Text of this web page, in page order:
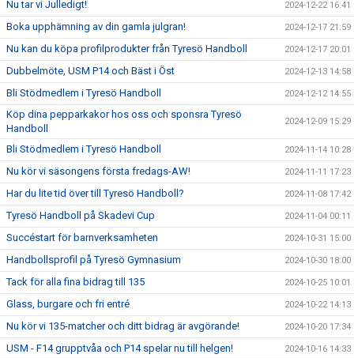
Nu tar vi Julledigt! 2024-12-22 16:41
Boka upphämning av din gamla julgran! 2024-12-17 21:59
Nu kan du köpa profilprodukter från Tyresö Handboll 2024-12-17 20:01
Dubbelmöte, USM P14 och Bäst i Öst 2024-12-13 14:58
Bli Stödmedlem i Tyresö Handboll 2024-12-12 14:55
Köp dina pepparkakor hos oss och sponsra Tyresö
Handboll
2024-12-09 15:29
Bli Stödmedlem i Tyresö Handboll 2024-11-14 10:28
Nu kör vi säsongens första fredags-AW! 2024-11-11 17:23
Har du lite tid över till Tyresö Handboll? 2024-11-08 17:42
Tyresö Handboll på Skadevi Cup 2024-11-04 00:11
Succéstart för barnverksamheten 2024-10-31 15:00
Handbollsprofil på Tyresö Gymnasium 2024-10-30 18:00
Tack för alla fina bidrag till 135 2024-10-25 10:01
Glass, burgare och fri entré 2024-10-22 14:13
Nu kör vi 135-matcher och ditt bidrag är avgörande! 2024-10-20 17:34
USM - F14 grupptvåa och P14 spelar nu till helgen! 2024-10-16 14:33